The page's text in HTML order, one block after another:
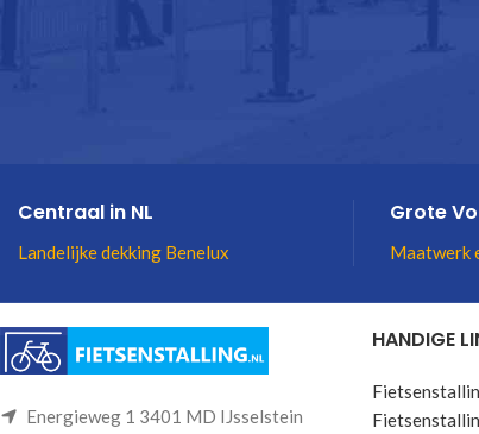
Centraal in NL
Landelijke dekking Benelux
Grote
Maatwerk
Energieweg 1 3401 MD IJsselstein
HANDIGE